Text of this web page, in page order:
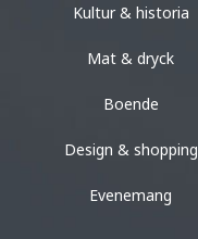
Kultur & historia
Mat & dryck
Boende
Design & shopping
Evenemang